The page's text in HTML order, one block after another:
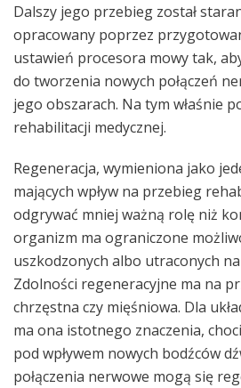
Dalszy jego przebieg został
opracowany poprzez
ustawień procesora mowy tak,
do tworzenia nowych połączeń
jego obszarach. Na tym właśnie
rehabilitacji medycznej.
Regeneracja, wymieniona jako
mających wpływ na przebieg
odgrywać mniej ważną rolę niż
organizm ma ograniczone
uszkodzonych albo utraconych
Zdolności regeneracyjne ma na
chrzęstna czy mięśniowa. Dla
ma ona istotnego znaczenia,
pod wpływem nowych bodźców
połączenia nerwowe mogą się